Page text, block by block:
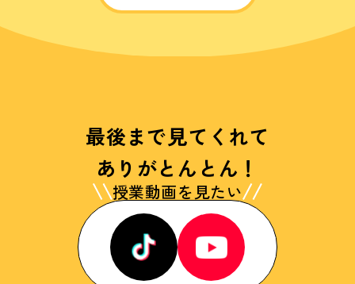
最後まで見てくれて
ありがとんとん！
授業動画を見たい